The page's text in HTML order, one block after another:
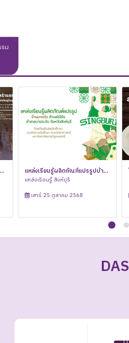
ม
แหล่งเรียนรู้ผลิตภัณฑ์แปรรูปบ้าน
บางวัว ตำบลไม้ดัด อำเภอบางระจัน
แหล่งเรียนรู้ สิงห์บุรี
เสาร์ 25 ตุลาคม 2568
าชสักการะเนื่องในวันที่
ะปกเกล้าเจ้าอยู่หัว
ชสักการะเนื่องในวันที่
พิธีถวายพานพุ่มท
เทียนถวายพระพร
พัชรสุธาพิมลลักษ
พิธีถวายพานพุ่มทอ
พระชนมพรรษา สมเ